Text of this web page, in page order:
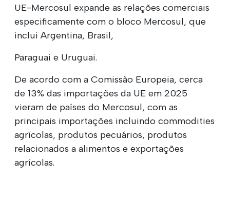
UE-Mercosul expande as relações comerciais
especificamente com o bloco Mercosul, que
inclui Argentina, Brasil,
Paraguai e Uruguai.
De acordo com a Comissão Europeia, cerca
de 13% das importações da UE em 2025
vieram de países do Mercosul, com as
principais importações incluindo commodities
agrícolas, produtos pecuários, produtos
relacionados a alimentos e exportações
agrícolas.